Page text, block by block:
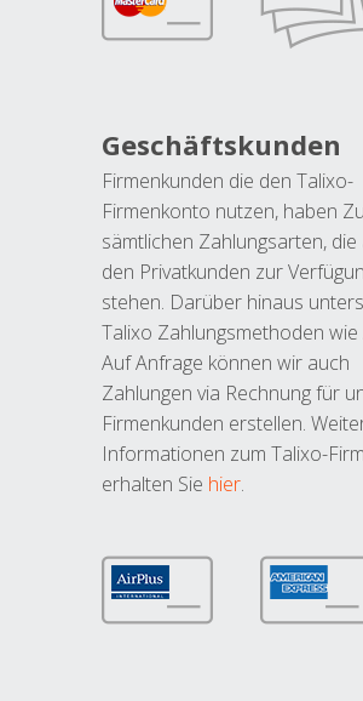
Geschäftskunden
Firmenkunden die den Talixo-
Firmenkonto nutzen, haben
sämtlichen Zahlungsarten, die
den Privatkunden zur
stehen. Darüber hinaus
Talixo Zahlungsmethoden wie
Auf Anfrage können wir auch
Zahlungen via Rechnung für
Firmenkunden erstellen.
Informationen zum Talixo-
erhalten Sie hier.